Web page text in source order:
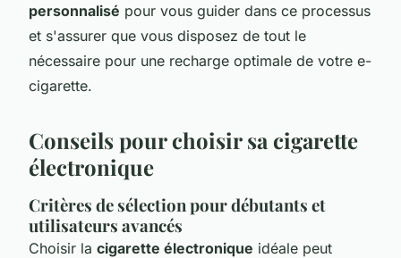
personnalisé pour vous guider dans ce processus
et s'assurer que vous disposez de tout le
nécessaire pour une recharge optimale de votre e-
cigarette.
Conseils pour choisir sa cigarette
électronique
Critères de sélection pour débutants et
utilisateurs avancés
Choisir la cigarette électronique idéale peut